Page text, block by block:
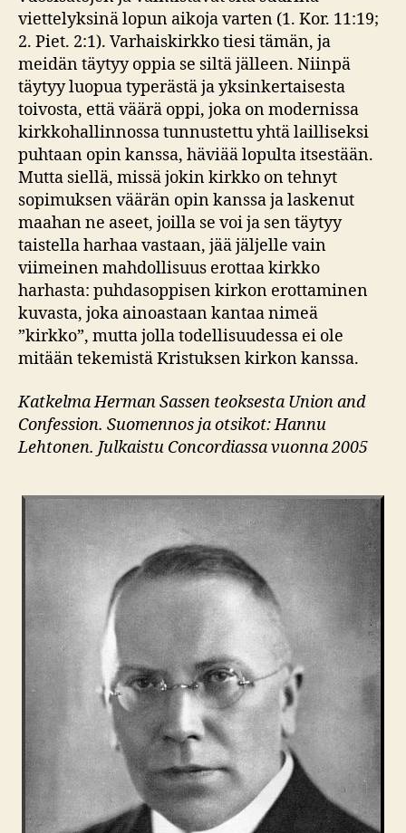
viettelyksinä lopun aikoja varten (1. Kor. 11:19;
2. Piet. 2:1). Varhaiskirkko tiesi tämän, ja
meidän täytyy oppia se siltä jälleen. Niinpä
täytyy luopua typerästä ja yksinkertaisesta
toivosta, että väärä oppi, joka on modernissa
kirkkohallinnossa tunnustettu yhtä lailliseksi
puhtaan opin kanssa, häviää lopulta itsestään.
Mutta siellä, missä jokin kirkko on tehnyt
sopimuksen väärän opin kanssa ja laskenut
maahan ne aseet, joilla se voi ja sen täytyy
taistella harhaa vastaan, jää jäljelle vain
viimeinen mahdollisuus erottaa kirkko
harhasta: puhdasoppisen kirkon erottaminen
kuvasta, joka ainoastaan kantaa nimeä
”kirkko”, mutta jolla todellisuudessa ei ole
mitään tekemistä Kristuksen kirkon kanssa.
Katkelma Herman Sassen teoksesta Union and
Confession. Suomennos ja otsikot: Hannu
Lehtonen. Julkaistu Concordiassa vuonna 2005